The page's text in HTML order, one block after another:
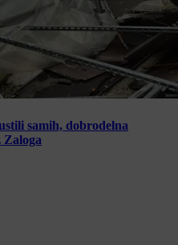
samih, dobrodelna
Zaloga